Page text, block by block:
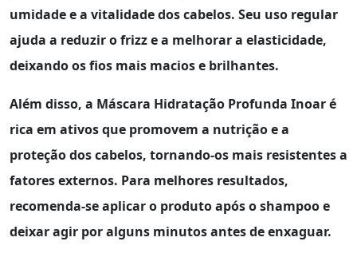
umidade e a vitalidade dos cabelos. Seu uso regular
ajuda a reduzir o frizze a melhorar a elasticidade,
deixando os fios mais macios e brilhantes.
Além disso, a Máscara Hidratação Profunda Inoaré
rica em ativos que promovem a nutriçãoe a
proteção dos cabelos, tornando-os mais resistentes a
fatores externos. Para melhores resultados,
recomenda-se aplicar o produto após o shampoo e
deixar agir por alguns minutos antes de enxaguar.